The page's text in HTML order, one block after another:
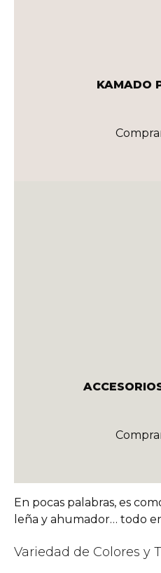
KAMADO
En pocas palabras, es
leña y ahumador… todo
Variedad de Colores y